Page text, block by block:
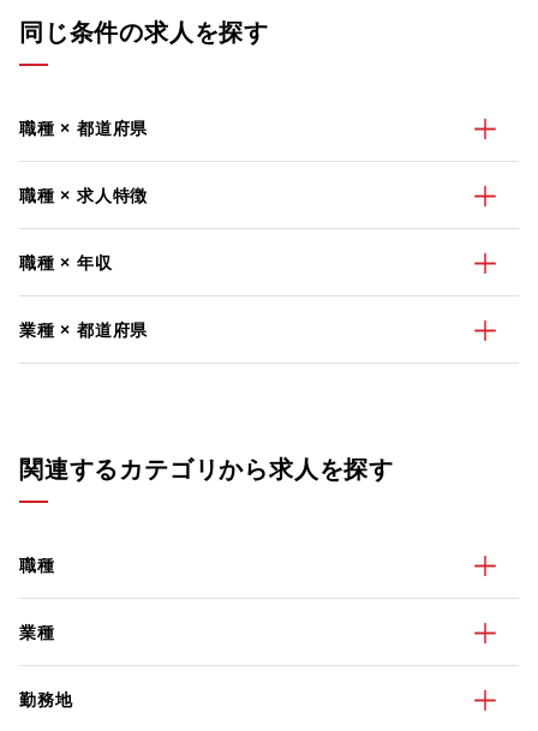
同じ条件の求人を探す
職種 × 都道府県
職種 × 求人特徴
職種 × 年収
業種 × 都道府県
関連するカテゴリから求人を探す
職種
業種
勤務地